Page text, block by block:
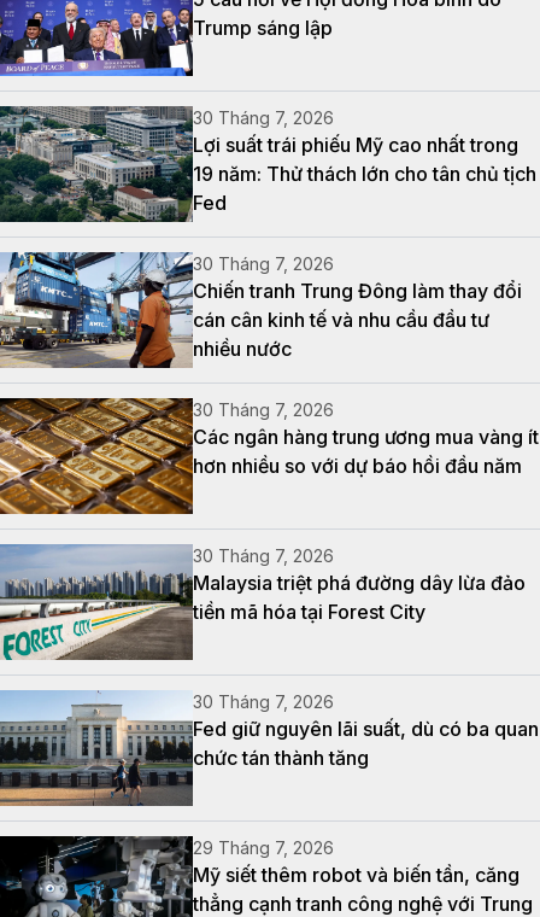
Trump sáng lập
30 Tháng 7, 2026
Lợi suất trái phiếu Mỹ cao nhất trong
19 năm: Thử thách lớn cho tân chủ tịch
Fed
30 Tháng 7, 2026
Chiến tranh Trung Đông làm thay đổi
cán cân kinh tế và nhu cầu đầu tư
nhiều nước
30 Tháng 7, 2026
Các ngân hàng trung ương mua vàng ít
hơn nhiều so với dự báo hồi đầu năm
30 Tháng 7, 2026
Malaysia triệt phá đường dây lừa đảo
tiền mã hóa tại Forest City
30 Tháng 7, 2026
Fed giữ nguyên lãi suất, dù có ba quan
chức tán thành tăng
29 Tháng 7, 2026
Mỹ siết thêm robot và biến tần, căng
thẳng cạnh tranh công nghệ với Trung